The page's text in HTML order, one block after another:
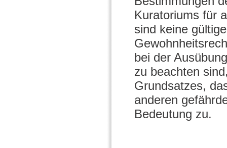
Kuratoriums für
sind keine
bei der
zu beachten
Grundsatzes,
anderen
Bedeutung zu.